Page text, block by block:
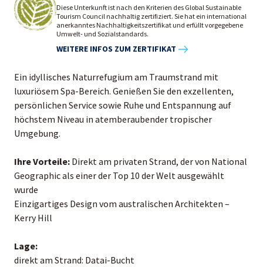
Diese Unterkunft ist nach den Kriterien des Global Sustainable
Tourism Council nachhaltig zertifiziert. Sie hat ein international
anerkanntes Nachhaltigkeitszertifikat und erfüllt vorgegebene
Umwelt- und Sozialstandards.
WEITERE INFOS ZUM ZERTIFIKAT
Ein idyllisches Naturrefugium am Traumstrand mit
luxuriösem Spa-Bereich. Genießen Sie den exzellenten,
persönlichen Service sowie Ruhe und Entspannung auf
höchstem Niveau in atemberaubender tropischer
Umgebung.
Ihre Vorteile: Direkt am privaten Strand, der von National
Geographic als einer der Top 10 der Welt ausgewählt
wurde
Einzigartiges Design vom australischen Architekten –
Kerry Hill
Lage:
direkt am Strand: Datai-Bucht